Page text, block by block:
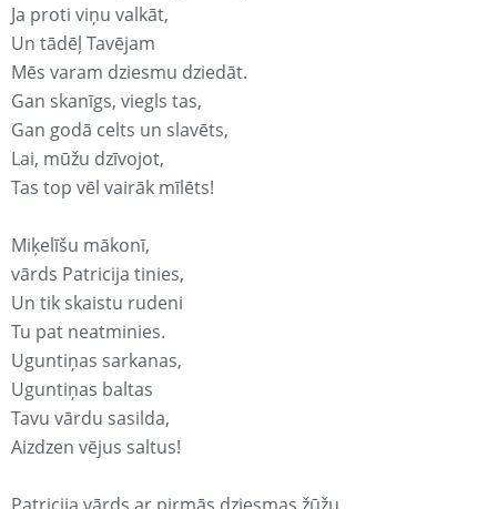
Ja proti viņu valkāt,
Un tādēļ Tavējam
Mēs varam dziesmu dziedāt.
Gan skanīgs, viegls tas,
Gan godā celts un slavēts,
Lai, mūžu dzīvojot,
Tas top vēl vairāk mīlēts!
Miķelīšu mākonī,
vārds Patricija tinies,
Un tik skaistu rudeni
Tu pat neatminies.
Uguntiņas sarkanas,
Uguntiņas baltas
Tavu vārdu sasilda,
Aizdzen vējus saltus!